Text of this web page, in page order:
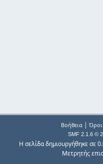
Βοήθεια| Όροι
SMF 2.1.6 ©
Η σελίδα δημιουργήθηκε σε
Μετρητής